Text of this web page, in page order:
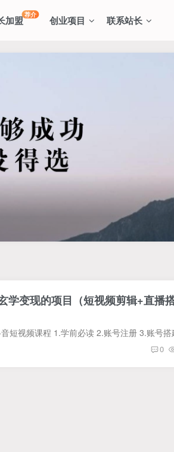
加盟荐介 创业项目 联系站长
学变现的项目（短视频剪辑+直播
0